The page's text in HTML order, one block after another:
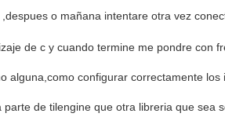
,despues o mañana intentare otra vez
de c y cuando termine me pondre con
alguna,como configurar correctamente
de tilengine que otra libreria que sea